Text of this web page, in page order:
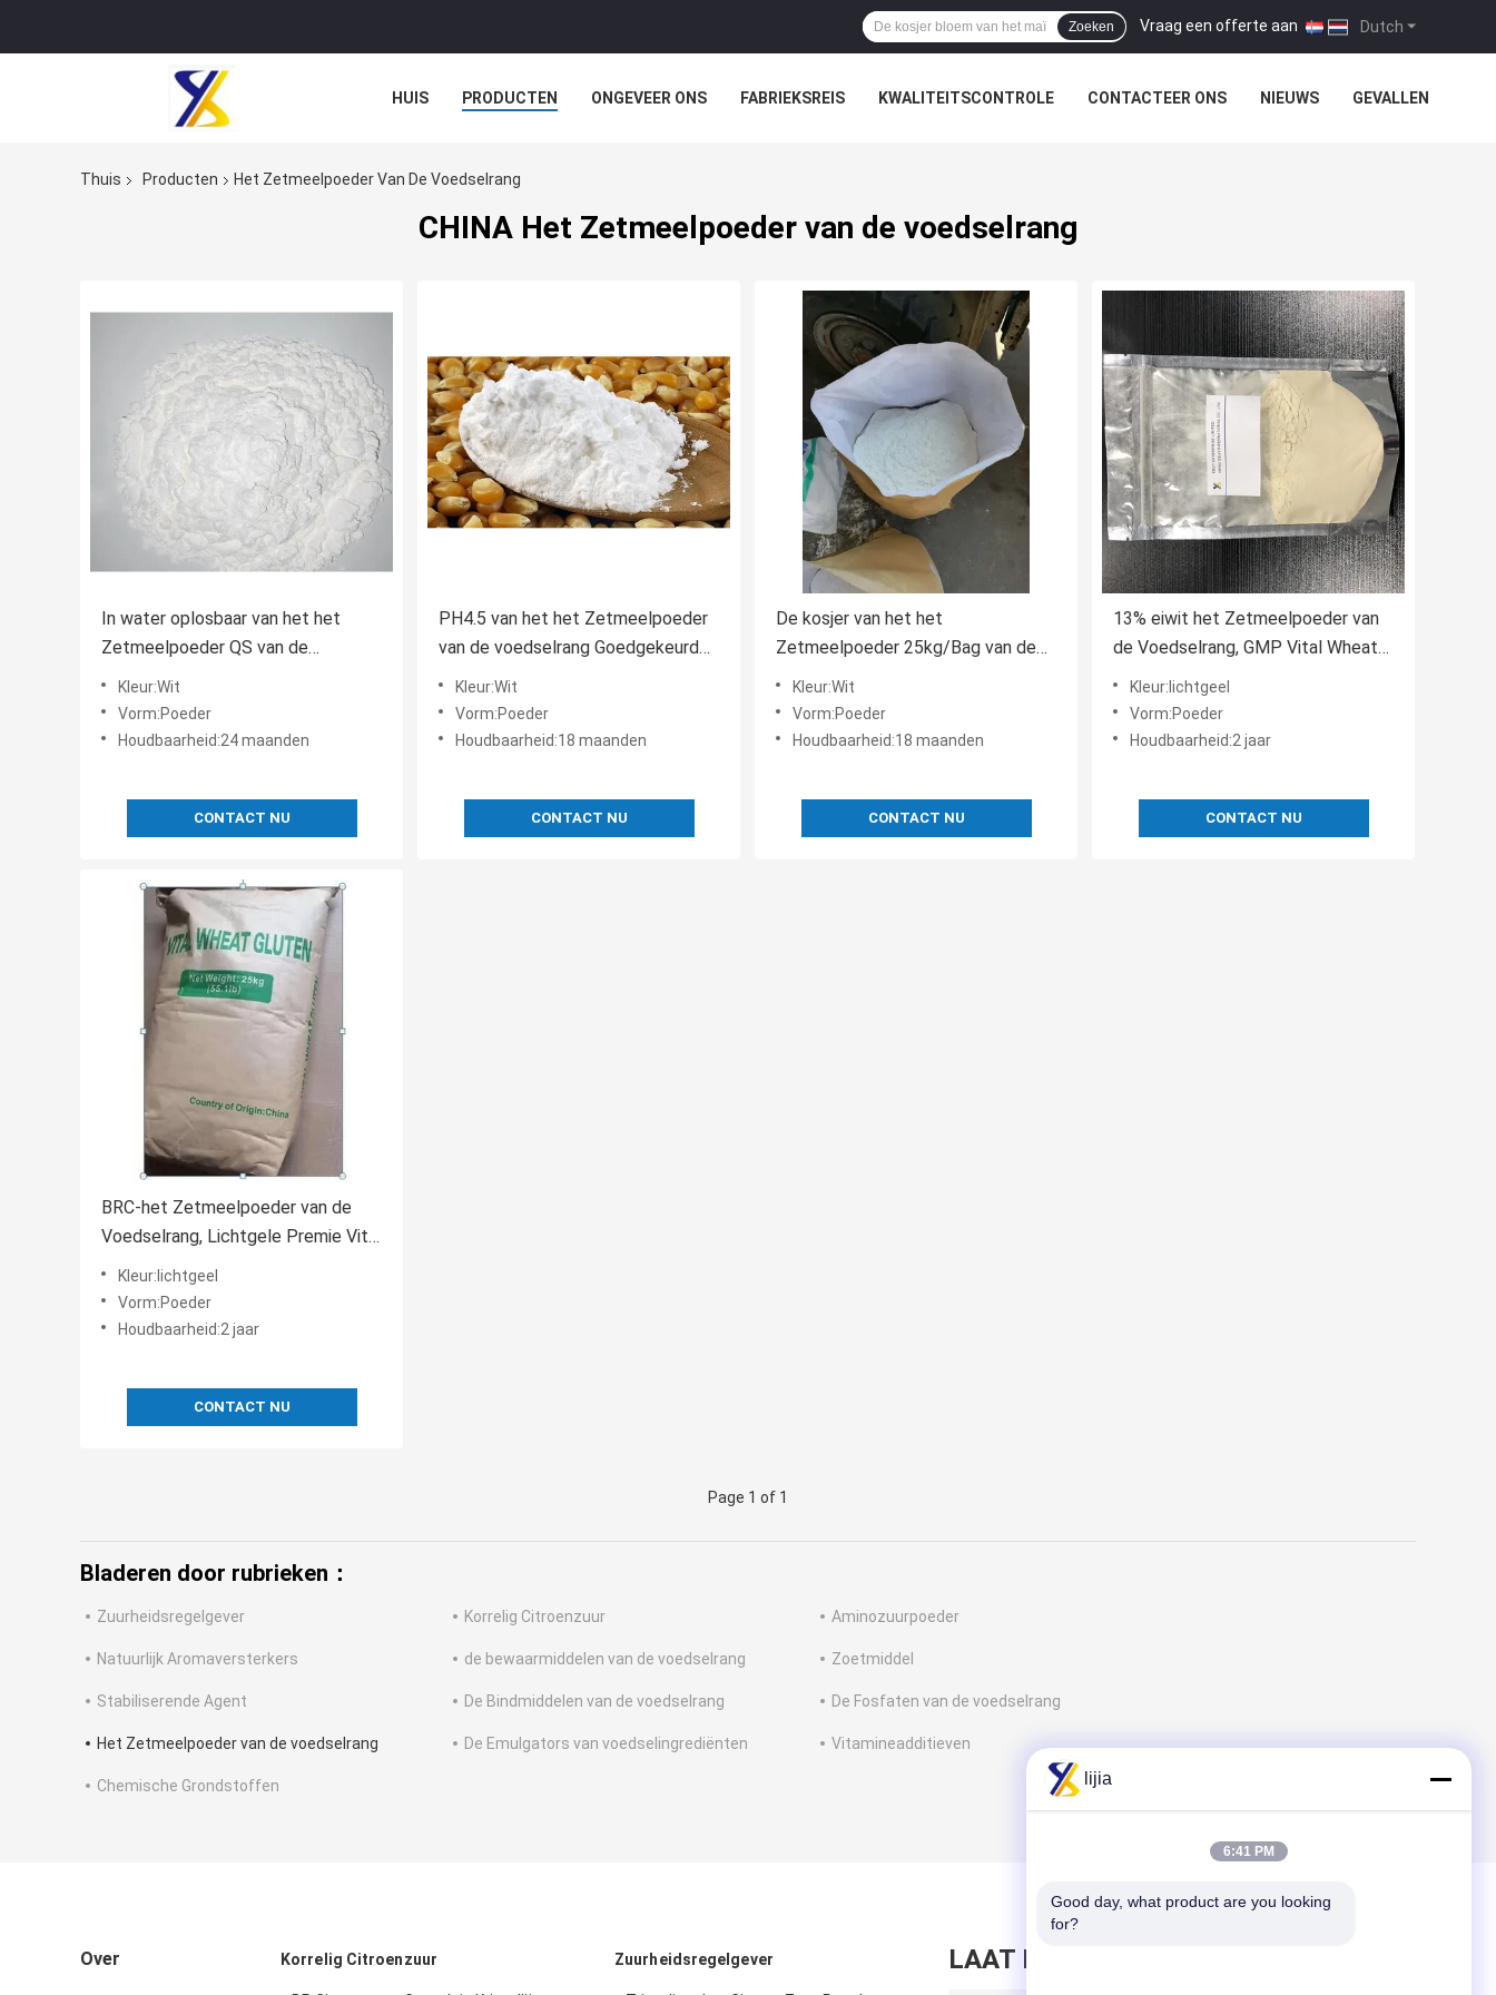
Dutch
Vraag een offerte aan |
Zoeken
HUIS PRODUCTEN ONGEVEER ONS FABRIEKSREIS KWALITEITSCONTROLE CONTACTEER ONS NIEUWS GEVALLEN
Thuis Producten Het Zetmeelpoeder Van De Voedselrang
CHINA Het Zetmeelpoeder van de voedselrang
In water oplosbaar van het het
Zetmeelpoeder QS van de
Voedselrang het
Aardappelzetmeelpoeder
Kleur:Wit
Vorm:Poeder
Houdbaarheid:24 maanden
CONTACT NU
PH4.5 van het het Zetmeelpoeder
van de voedselrang Goedgekeurde
het Maïszetmeelingrediënten ISO
Kleur:Wit
Vorm:Poeder
Houdbaarheid:18 maanden
CONTACT NU
De kosjer van het het
Zetmeelpoeder 25kg/Bag van de
Voedselrang Bloem van het het
Maïszetmeelgraan
Kleur:Wit
Vorm:Poeder
Houdbaarheid:18 maanden
CONTACT NU
13% eiwit het Zetmeelpoeder van
de Voedselrang, GMP Vital Wheat
Gluten Flour
Kleur:lichtgeel
Vorm:Poeder
Houdbaarheid:2 jaar
CONTACT NU
BRC-het Zetmeelpoeder van de
Voedselrang, Lichtgele Premie Vital
Wheat Gluten
Kleur:lichtgeel
Vorm:Poeder
Houdbaarheid:2 jaar
CONTACT NU
Page 1 of 1
Bladeren door rubrieken：
Zuurheidsregelgever Korrelig Citroenzuur Aminozuurpoeder
Natuurlijk Aromaversterkers de bewaarmiddelen van de voedselrang Zoetmiddel
Stabiliserende Agent De Bindmiddelen van de voedselrang De Fosfaten van de voedselrang
Het Zetmeelpoeder van de voedselrang De Emulgators van voedselingrediënten Vitamineadditieven
Chemische Grondstoffen
Over Korrelig Citroenzuur Zuurheidsregelgever LAAT BERICHT ACHTER
lijia
6:41 PM
Good day, what product are you looking
for?